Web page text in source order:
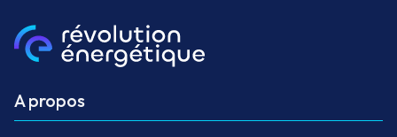
A propos